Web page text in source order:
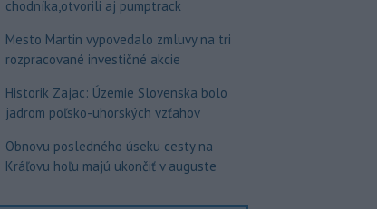
chodníka,otvorili aj pumptrack
Mesto Martin vypovedalo zmluvy na tri
rozpracované investičné akcie
Historik Zajac: Územie Slovenska bolo
jadrom poľsko-uhorských vzťahov
Obnovu posledného úseku cesty na
Kráľovu hoľu majú ukončiť v auguste